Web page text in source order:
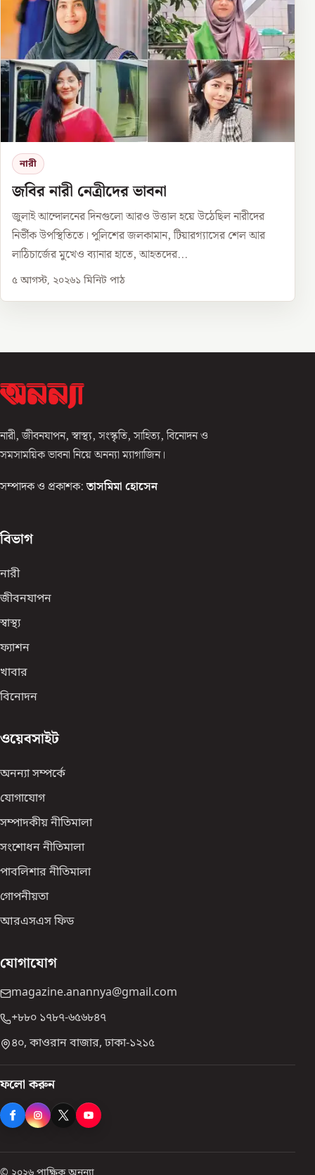
নারী
জবির নারী নেত্রীদের ভাবনা
জুলাই আন্দোলনের দিনগুলো আরও উত্তাল হয়ে উঠেছিল নারীদের
নির্ভীক উপস্থিতিতে। পুলিশের জলকামান, টিয়ারগ্যাসের শেল আর
লাঠিচার্জের মুখেও ব্যানার হাতে, আহতদের...
৫ আগস্ট, ২০২৬১ মিনিট পাঠ
নারী, জীবনযাপন, স্বাস্থ্য, সংস্কৃতি, সাহিত্য, বিনোদন ও
সমসাময়িক ভাবনা নিয়ে অনন্যা ম্যাগাজিন।
সম্পাদক ও প্রকাশক: তাসমিমা হোসেন
বিভাগ
নারী
জীবনযাপন
স্বাস্থ্য
ফ্যাশন
খাবার
বিনোদন
ওয়েবসাইট
অনন্যা সম্পর্কে
যোগাযোগ
সম্পাদকীয় নীতিমালা
সংশোধন নীতিমালা
পাবলিশার নীতিমালা
গোপনীয়তা
আরএসএস ফিড
যোগাযোগ
magazine.anannya@gmail.com
+৮৮০ ১৭৮৭-৬৫৬৮৪৭
৪০, কাওরান বাজার, ঢাকা-১২১৫
ফলো করুন